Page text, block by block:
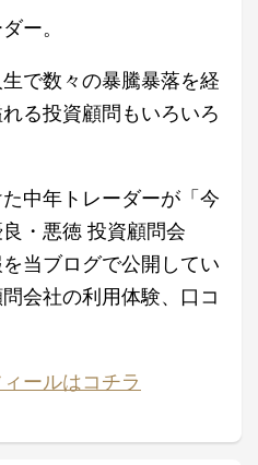
ー。
で数々の暴騰暴落を経
る投資顧問もいろいろ
中年トレーダーが「今
・悪徳 投資顧問会
当ブログで公開してい
会社の利用体験、口コ
ールはコチラ